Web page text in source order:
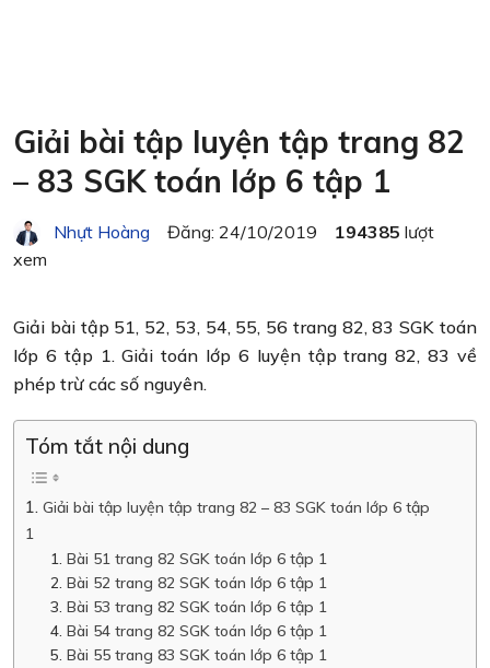
Giải bài tập luyện tập trang 82
– 83 SGK toán lớp 6 tập 1
Nhựt Hoàng Đăng: 24/10/2019 194385 lượt
xem
Giải bài tập 51, 52, 53, 54, 55, 56 trang 82, 83 SGK toán
lớp 6 tập 1. Giải toán lớp 6 luyện tập trang 82, 83 về
phép trừ các số nguyên.
Tóm tắt nội dung
Giải bài tập luyện tập trang 82 – 83 SGK toán lớp 6 tập
1
Bài 51 trang 82 SGK toán lớp 6 tập 1
Bài 52 trang 82 SGK toán lớp 6 tập 1
Bài 53 trang 82 SGK toán lớp 6 tập 1
Bài 54 trang 82 SGK toán lớp 6 tập 1
Bài 55 trang 83 SGK toán lớp 6 tập 1